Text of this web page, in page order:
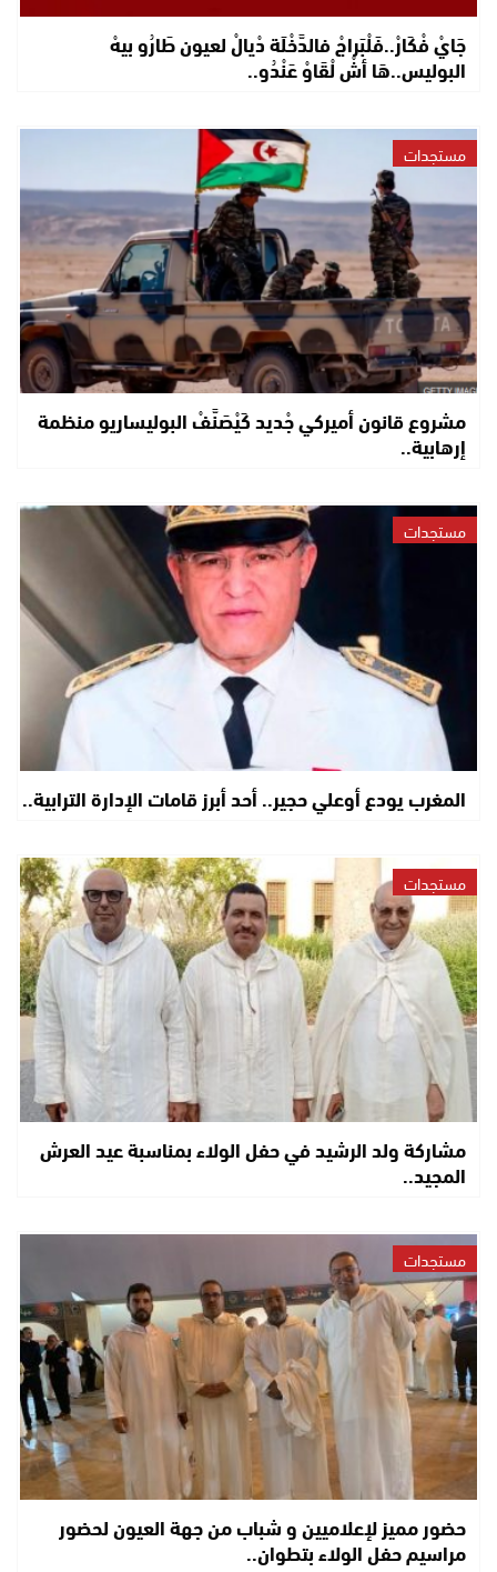
جَايْ فْكَارْ..فَلْبَراجْ فالدَّخْلَة دْيالْ لعيون طَارُو بيهْ
البوليس..هَا أشْ لْقَاوْ عَنْدُو..
مستجدات
مشروع قانون أميركي جْديد كَيْصَنَّفْ البوليساريو منظمة
إرهابية..
مستجدات
المغرب يودع أوعلي حجير.. أحد أبرز قامات الإدارة الترابية..
مستجدات
مشاركة ولد الرشيد في حفل الولاء بمناسبة عيد العرش
المجيد..
مستجدات
حضور مميز لإعلاميين و شباب من جهة العيون لحضور
مراسيم حفل الولاء بتطوان..